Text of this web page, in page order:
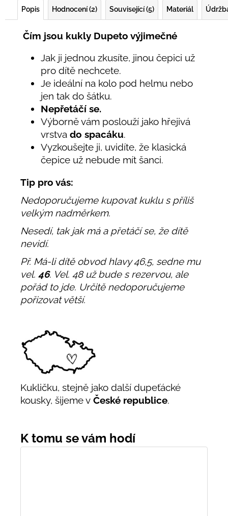
Popis Hodnocení (2) Související (5) Materiál
Čím jsou kukly Dupeto výjimečné
Jak ji jednou zkusíte, jinou čepici už
pro dítě nechcete.
Je ideální na kolo pod helmu nebo
jen tak do šátku.
Nepřetáčí se.
Výborně vám poslouží jako hřejivá
vrstva do spacáku.
Vyzkoušejte ji, uvidíte, že klasická
čepice už nebude mít šanci.
Tip pro vás:
Nedoporučujeme kupovat kuklu s příliš
velkým nadměrkem.
Nesedí, tak jak má a přetáčí se, že dítě
nevidí.
Př. Má-li dítě obvod hlavy 46,5, sedne mu
vel. 46. Vel. 48 už bude s rezervou, ale
pořád to jde. Určitě nedoporučujeme
pořizovat větší.
Kukličku, stejně jako další dupeťácké
kousky, šijeme v České republice.